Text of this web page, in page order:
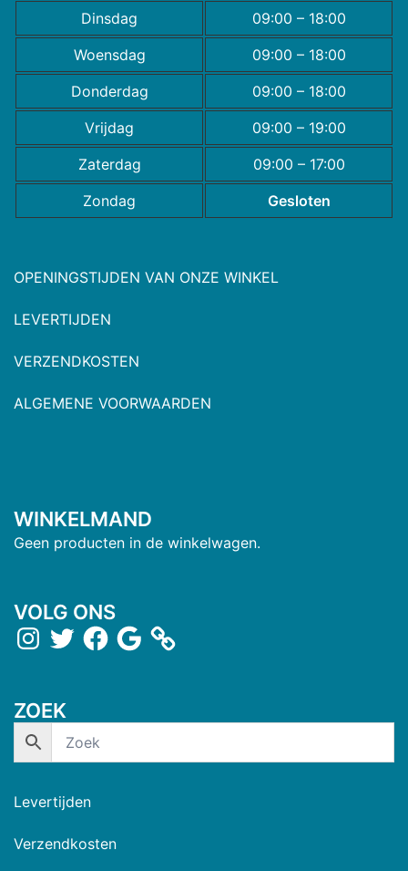
Dinsdag
09:00 – 18:00
Woensdag
09:00 – 18:00
Donderdag
09:00 – 18:00
Vrijdag
09:00 – 19:00
Zaterdag
09:00 – 17:00
Zondag
Gesloten
OPENINGSTIJDEN VAN ONZE WINKEL
LEVERTIJDEN
VERZENDKOSTEN
ALGEMENE VOORWAARDEN
WINKELMAND
Geen producten in de winkelwagen.
VOLG ONS
ZOEK
Levertijden
Verzendkosten